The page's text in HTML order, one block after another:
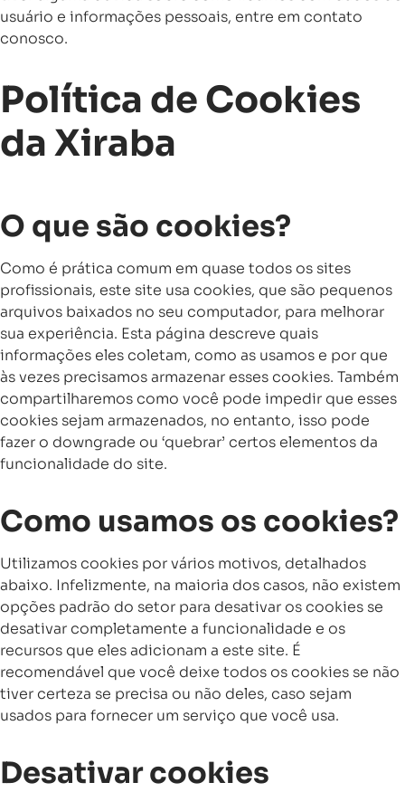
usuário e informações pessoais, entre em contato
conosco.
Política de Cookies
da Xiraba
O que são cookies?
Como é prática comum em quase todos os sites
profissionais, este site usa cookies, que são pequenos
arquivos baixados no seu computador, para melhorar
sua experiência. Esta página descreve quais
informações eles coletam, como as usamos e por que
às vezes precisamos armazenar esses cookies. Também
compartilharemos como você pode impedir que esses
cookies sejam armazenados, no entanto, isso pode
fazer o downgrade ou ‘quebrar’ certos elementos da
funcionalidade do site.
Como usamos os cookies?
Utilizamos cookies por vários motivos, detalhados
abaixo. Infelizmente, na maioria dos casos, não existem
opções padrão do setor para desativar os cookies se
desativar completamente a funcionalidade e os
recursos que eles adicionam a este site. É
recomendável que você deixe todos os cookies se não
tiver certeza se precisa ou não deles, caso sejam
usados ​​para fornecer um serviço que você usa.
Desativar cookies